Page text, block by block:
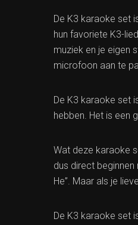
De K3 karaoke set
hun favoriete K3-
muziek en je eigen
microfoon aan te
De K3 karaoke set
hebben. Het is een
Wat deze karaoke
dus direct beginnen
He”. Maar als je
De K3 karaoke set